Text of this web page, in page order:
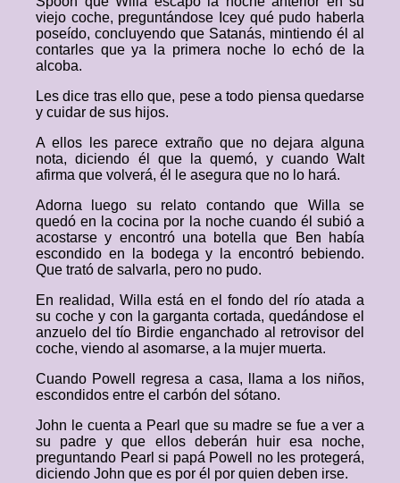
viejo coche, preguntándose Icey qué pudo haberla
poseído, concluyendo que Satanás, mintiendo él al
contarles que ya la primera noche lo echó de la
alcoba.
Les dice tras ello que, pese a todo piensa quedarse
y cuidar de sus hijos.
A ellos les parece extraño que no dejara alguna
nota, diciendo él que la quemó, y cuando Walt
afirma que volverá, él le asegura que no lo hará.
Adorna luego su relato contando que Willa se
quedó en la cocina por la noche cuando él subió a
acostarse y encontró una botella que Ben había
escondido en la bodega y la encontró bebiendo.
Que trató de salvarla, pero no pudo.
En realidad, Willa está en el fondo del río atada a
su coche y con la garganta cortada, quedándose el
anzuelo del tío Birdie enganchado al retrovisor del
coche, viendo al asomarse, a la mujer muerta.
Cuando Powell regresa a casa, llama a los niños,
escondidos entre el carbón del sótano.
John le cuenta a Pearl que su madre se fue a ver a
su padre y que ellos deberán huir esa noche,
preguntando Pearl si papá Powell no les protegerá,
diciendo John que es por él por quien deben irse.